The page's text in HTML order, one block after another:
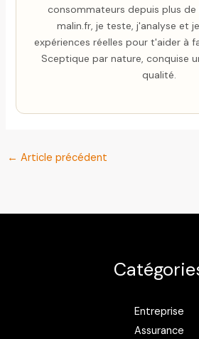
consommateurs depuis plus de
malin.fr, je teste, j'analyse et
expériences réelles pour t'aider à
Sceptique par nature, conquise
qualité.
← Article précédent
Entreprise
Assurance